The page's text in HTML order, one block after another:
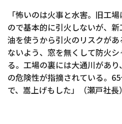
「怖いのは火事と水害。旧工
ので基本的に引火しないが、
油を使うから引火のリスクが
ないよう、窓を無くして防火
る。工場の裏には大通川があ
の危険性が指摘されている。
で、嵩上げもした」（瀬戸社長）